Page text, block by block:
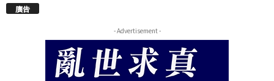
廣告
- Advertisement -